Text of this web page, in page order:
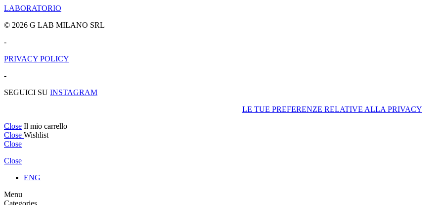
LABORATORIO
© 2026 G LAB MILANO SRL
-
PRIVACY POLICY
-
SEGUICI SU INSTAGRAM
LE TUE PREFERENZE RELATIVE ALLA PRIVACY
Close Il mio carrello
Close Wishlist
Close
Close
ENG
Menu